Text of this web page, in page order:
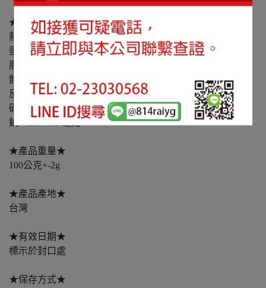
★營養表示 (每100公克)★
熱量：315.00 大卡
蛋白質：43.40 公克
脂肪：0.70 公克
飽和脂肪：0.00 公克
反式脂肪：0.00 公克
碳水化合物：32.90 公克
鈉：1757.00 毫克
★產品重量★
100公克+-2g
★產品產地★
台灣
★有效日期★
標示於封口處
★保存方式★